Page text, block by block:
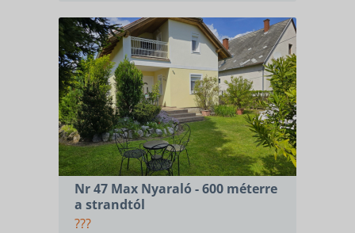
Nr 47 Max Nyaraló - 600 méterre
a strandtól
???